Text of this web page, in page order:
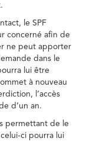
le SPF
concerné afin de
ne peut apporter
dans le
lui être
à nouveau
l’accès
d’un an.
permettant de le
ci pourra lui